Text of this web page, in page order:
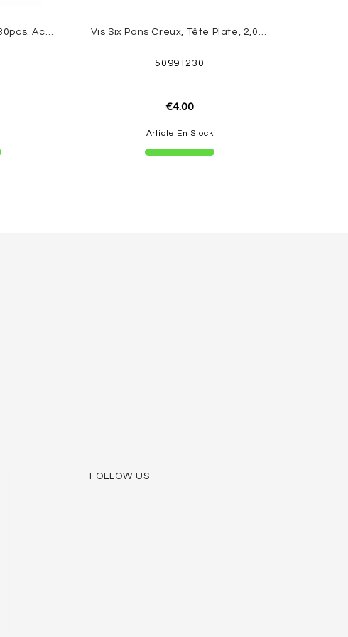
Vis À Tôle TX 2,6x14mm 30pcs. Acier Inoxydable Vis Six Pans Creux, Tête Plate, 2,0 X 6 Mm 30 Pces Robbe
50991230
€4.00
Article En Stock
FOLLOW US